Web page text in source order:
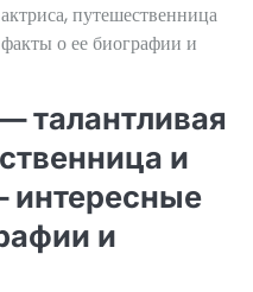
путешественница
о ее биографии и
талантливая
и
и